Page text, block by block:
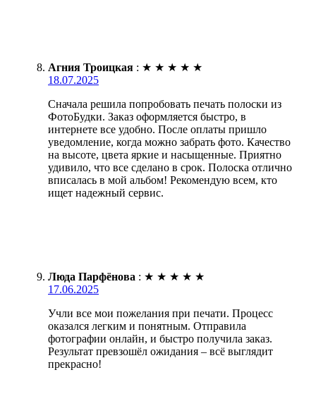
Агния Троицкая : ★ ★ ★ ★ ★
18.07.2025
Сначала решила попробовать печать полоски из
ФотоБудки. Заказ оформляется быстро, в
интернете все удобно. После оплаты пришло
уведомление, когда можно забрать фото. Качество
на высоте, цвета яркие и насыщенные. Приятно
удивило, что все сделано в срок. Полоска отлично
вписалась в мой альбом! Рекомендую всем, кто
ищет надежный сервис.
Люда Парфёнова : ★ ★ ★ ★ ★
17.06.2025
Учли все мои пожелания при печати. Процесс
оказался легким и понятным. Отправила
фотографии онлайн, и быстро получила заказ.
Результат превзошёл ожидания – всё выглядит
прекрасно!